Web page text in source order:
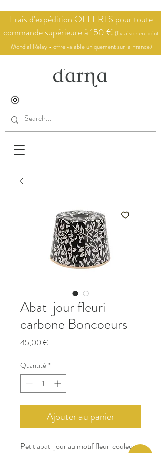
Frais d'expédition OFFERTS pour toute
commande supérieure à 150 € (livraison en point
Mondial Relay - offre valable uniquement sur la France)
Abat-jour fleuri
carbone Boncoeurs
45,00 €
Quantité *
Ajouter au panier
Petit abat-jour au motif fleuri couleur